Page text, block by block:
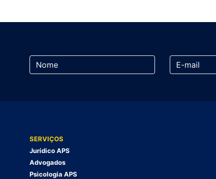
SERVIÇOS
Jurídico APS
Advogados
Psicologia APS